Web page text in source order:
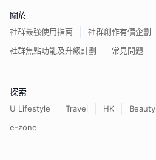
關於
社群最強使用指南
社群創作有價企劃
社群焦點功能及升級計劃
常見問題
探索
U Lifestyle Travel HK Beauty
e-zone